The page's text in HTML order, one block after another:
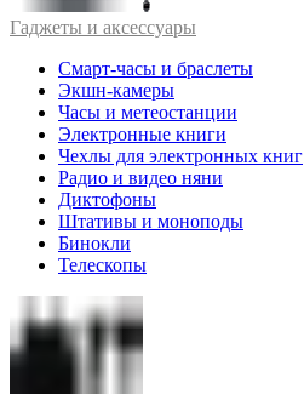
Гаджеты и аксессуары
Смарт-часы и браслеты
Экшн-камеры
Часы и метеостанции
Электронные книги
Чехлы для электронных книг
Радио и видео няни
Диктофоны
Штативы и моноподы
Бинокли
Телескопы